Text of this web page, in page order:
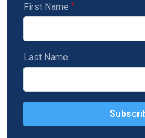
First Name
Last Name